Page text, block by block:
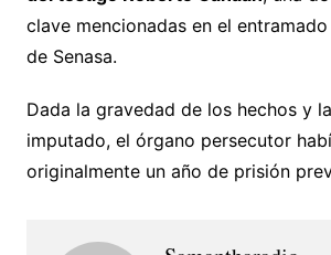
clave mencionadas en el
de Senasa.
Dada la gravedad de los hechos y
imputado, el órgano persecutor
originalmente un año de prisión